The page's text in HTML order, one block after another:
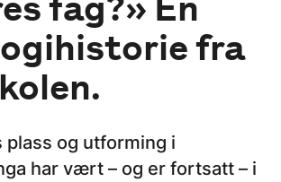
fra
plass og utforming i
har vært – og er fortsatt – i